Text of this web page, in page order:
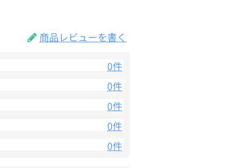
商品レビューを書く
0件
0件
0件
0件
0件